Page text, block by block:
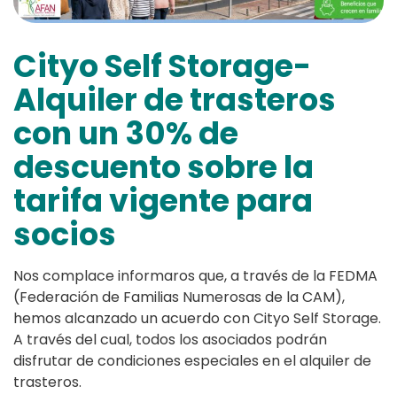
Cityo Self Storage-
Alquiler de trasteros
con un 30% de
descuento sobre la
tarifa vigente para
socios
Nos complace informaros que, a través de la FEDMA
(Federación de Familias Numerosas de la CAM),
hemos alcanzado un acuerdo con Cityo Self Storage.
A través del cual, todos los asociados podrán
disfrutar de condiciones especiales en el alquiler de
trasteros.